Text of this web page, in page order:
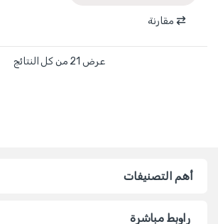
مقارنة
عرض ⁦21⁩ من كل النتائج
أهم التصنيفات
راوبط مباشرة